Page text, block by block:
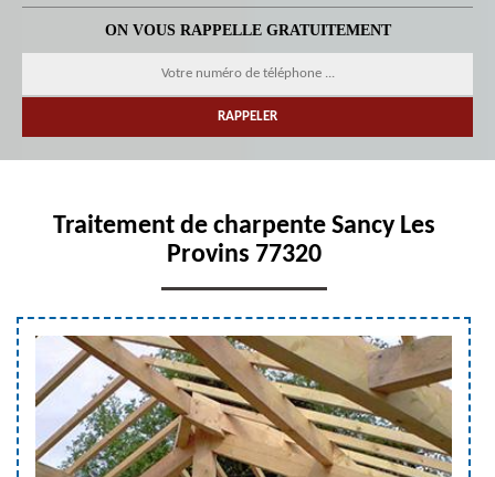
ON VOUS RAPPELLE GRATUITEMENT
Traitement de charpente Sancy Les
Provins 77320